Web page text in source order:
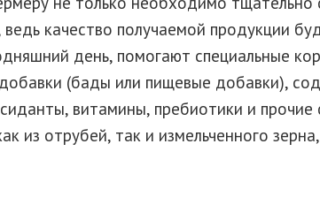
качество получаемой продукции
день, помогают специальные
(бады или пищевые добавки),
витамины, пребиотики и прочие
из отрубей, так и измельченного